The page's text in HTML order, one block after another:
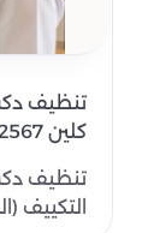
كلين 0544652567
تنظيف